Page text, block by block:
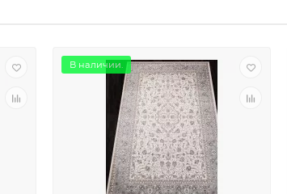
В наличии.